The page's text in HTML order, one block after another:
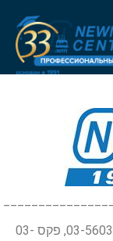
דרך ז'בוטינסקי 7 רמת גן 5250601 טל. 03-5603046, פקס 03-